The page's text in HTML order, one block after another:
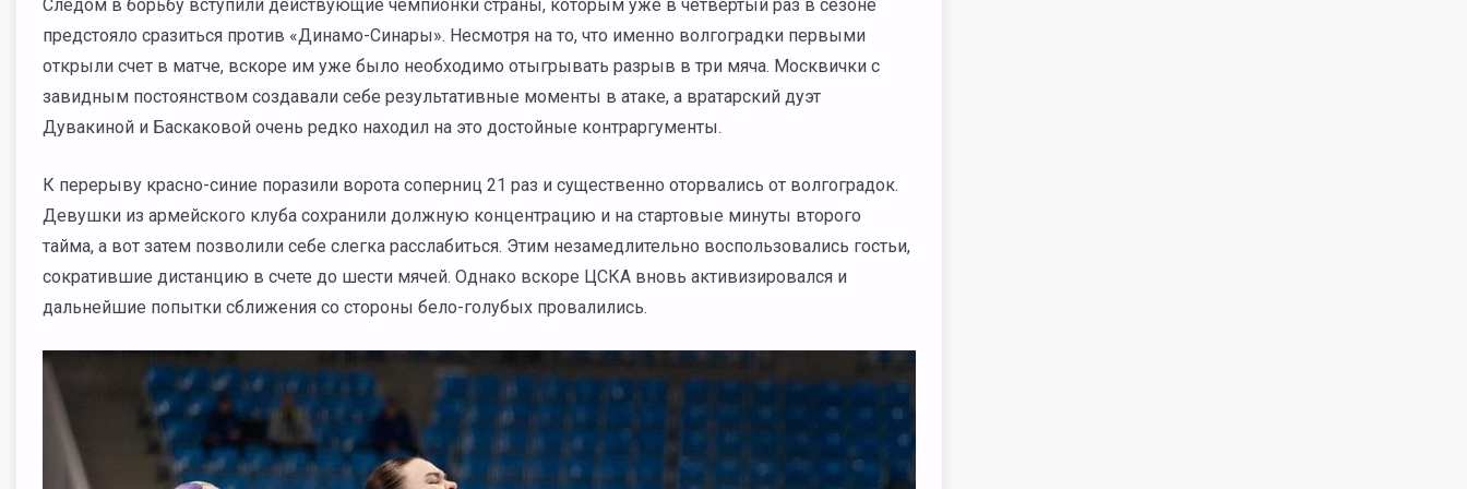
Следом в борьбу вступили действующие чемпионки страны, которым уже в четвертый раз в сезоне
предстояло сразиться против «Динамо-Синары». Несмотря на то, что именно волгоградки первыми
открыли счет в матче, вскоре им уже было необходимо отыгрывать разрыв в три мяча. Москвички с
завидным постоянством создавали себе результативные моменты в атаке, а вратарский дуэт
Дувакиной и Баскаковой очень редко находил на это достойные контраргументы.
К перерыву красно-синие поразили ворота соперниц 21 раз и существенно оторвались от волгоградок.
Девушки из армейского клуба сохранили должную концентрацию и на стартовые минуты второго
тайма, а вот затем позволили себе слегка расслабиться. Этим незамедлительно воспользовались гостьи,
сократившие дистанцию в счете до шести мячей. Однако вскоре ЦСКА вновь активизировался и
дальнейшие попытки сближения со стороны бело-голубых провалились.